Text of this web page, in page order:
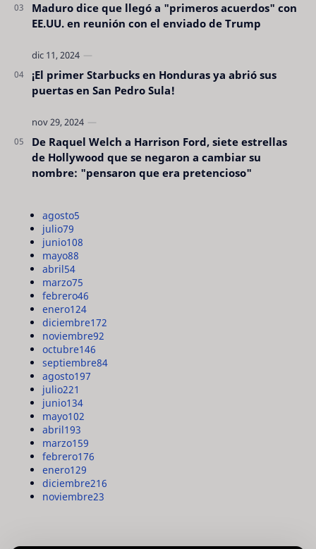
Maduro dice que llegó a "primeros acuerdos" con
EE.UU. en reunión con el enviado de Trump
¡El primer Starbucks en Honduras ya abrió sus
puertas en San Pedro Sula!
De Raquel Welch a Harrison Ford, siete estrellas
de Hollywood que se negaron a cambiar su
nombre: "pensaron que era pretencioso"
agosto5
julio79
junio108
mayo88
abril54
marzo75
febrero46
enero124
diciembre172
noviembre92
octubre146
septiembre84
agosto197
julio221
junio134
mayo102
abril193
marzo159
febrero176
enero129
diciembre216
noviembre23